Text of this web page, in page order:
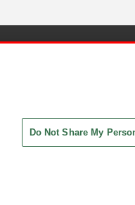
Do Not Share My